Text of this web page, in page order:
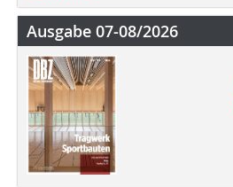
Ausgabe 07-08/2026